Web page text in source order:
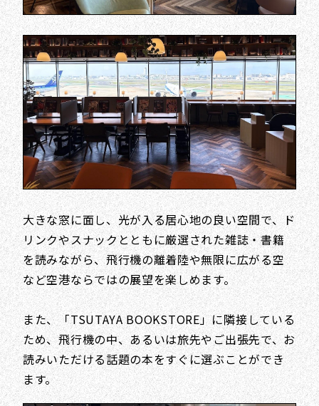
大きな窓に面し、光が入る居心地の良い空間で、ド
リンクやスナックとともに厳選された雑誌・書籍
を読みながら、飛行機の離着陸や無限に広がる空
など空港ならではの展望を楽しめます。
また、「TSUTAYA BOOKSTORE」に隣接している
ため、飛行機の中、あるいは旅先やご出張先で、お
読みいただける話題の本をすぐに選ぶことができ
ます。